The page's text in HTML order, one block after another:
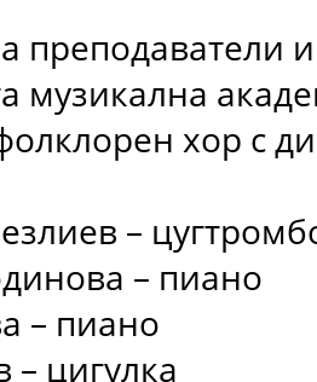
преподаватели
музикална
хор с
–
– пиано
– пиано
цигулка